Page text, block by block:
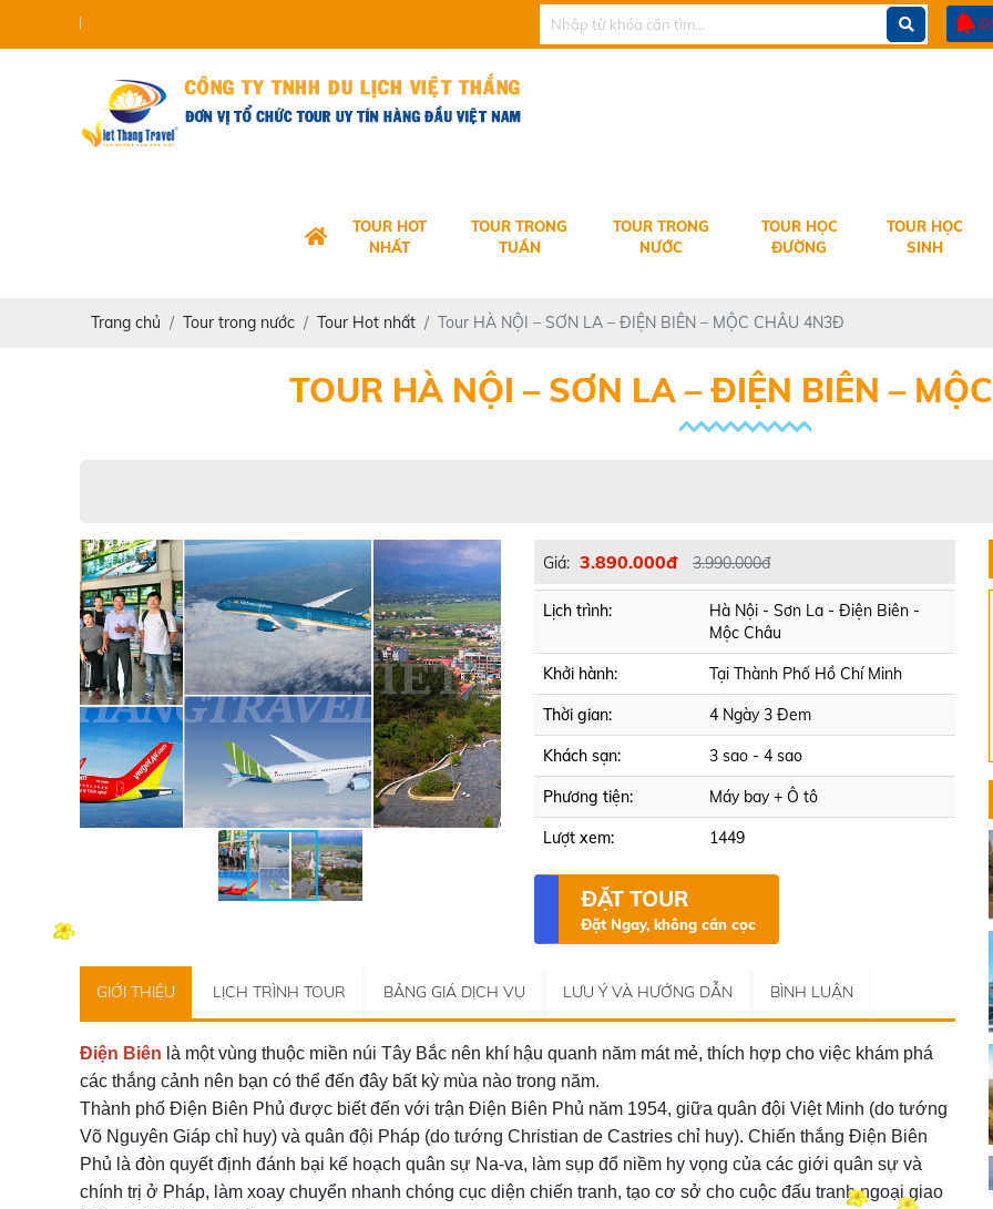
VIET THANG TRAVEL KÍNH CHÀO QUÝ KHÁCH
TOUR HOT
NHẤT
TOUR TRONG
TUẦN
TOUR TRONG
NƯỚC
TOUR HỌC
ĐƯỜNG
TOUR HỌC
SINH
Trang chủ Tour trong nước Tour Hot nhất Tour HÀ NỘI – SƠN LA – ĐIỆN BIÊN – MỘC CHÂU 4N3Đ
TOUR HÀ NỘI – SƠN LA – ĐIỆN BIÊN –
Giá: 3.890.000đ 3.990.000đ
Lịch trình:
Hà Nội - Sơn La - Điện Biên -
Mộc Châu
Khởi hành: Tại Thành Phố Hồ Chí Minh
Thời gian: 4 Ngày 3 Đem
Khách sạn: 3 sao - 4 sao
Phương tiện: Máy bay + Ô tô
Lượt xem: 1449
ĐẶT TOUR
Đặt Ngay, không cần cọc
GIỚI THIỆU LỊCH TRÌNH TOUR BẢNG GIÁ DỊCH VỤ LƯU Ý VÀ HƯỚNG DẪN BÌNH LUẬN
Điện Biên là một vùng thuộc miền núi Tây Bắc nên khí hậu quanh năm mát mẻ, thích hợp cho việc khám phá
các thắng cảnh nên bạn có thể đến đây bất kỳ mùa nào trong năm.
Thành phố Điện Biên Phủ được biết đến với trận Điện Biên Phủ năm 1954, giữa quân đội Việt Minh (do tướng
Võ Nguyên Giáp chỉ huy) và quân đội Pháp (do tướng Christian de Castries chỉ huy). Chiến thắng Điện Biên
Phủ là đòn quyết định đánh bại kế hoạch quân sự Na-va, làm sụp đổ niềm hy vọng của các giới quân sự và
chính trị ở Pháp, làm xoay chuyển nhanh chóng cục diện chiến tranh, tạo cơ sở cho cuộc đấu tranh ngoại giao